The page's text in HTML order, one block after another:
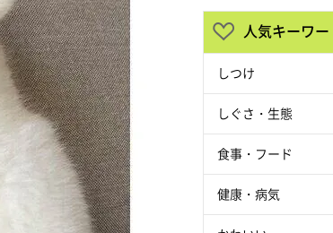
人気キーワー
しつけ
しぐさ・生態
食事・フード
健康・病気